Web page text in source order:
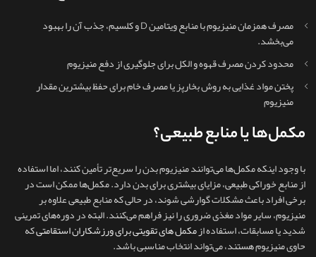
مصرف همزمان منیزیوم با منابع ویتامین D و کلسیم، جذب آن را بهبود
می‌بخشد.
محدود کردن مصرف قهوه و الکل برای جلوگیری از دفع منیزیوم
پختن مواد غذایی به روش بخارپز یا مصرف خام برای حفظ بیشترین مقدار
منیزیوم
مکمل‌ها یا منابع طبیعی؟
با وجود اینکه مکمل‌ها می‌توانند منیزیوم بدن را سریع‌تر تأمین کنند، اما استفاده
از منابع خوراکی طبیعی، مزایای بیشتری برای بدن دارد. مکمل‌ها ممکن است در
برخی افراد باعث مشکلات گوارشی شوند، در حالی که منابع طبیعی علاوه بر
منیزیوم، سایر مواد مغذی ضروری را نیز فراهم می‌کنند. البته در دوره‌های تمرینی
شدید یا مسابقات، استفاده ازمکمل‌ های تقویتی برای ورزشکاران استقامتیکه
حاوی منیزیوم هستند، می‌تواند انتخاب مناسبی باشد.